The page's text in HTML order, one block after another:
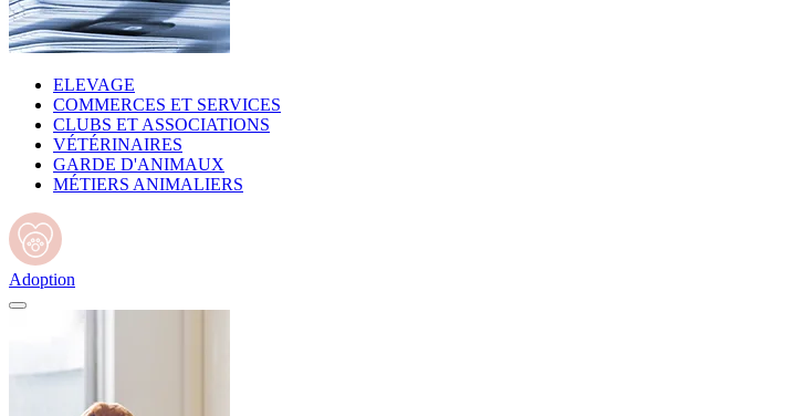
ELEVAGE
COMMERCES ET SERVICES
CLUBS ET ASSOCIATIONS
VÉTÉRINAIRES
GARDE D'ANIMAUX
MÉTIERS ANIMALIERS
Adoption